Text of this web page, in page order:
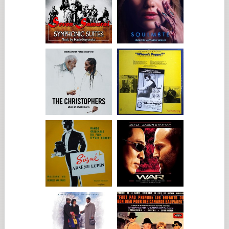
"Existe un mundo, una vida que no vemos, que nunca vemos,
porque su vida ha cambiado drásticamente. Su reencuentro
tiene una importancia enorme porque Martin ha dedicado tu
vida a preguntarse por qué desapareció este chico sin mediar
palabra cuando se llevaban tan bien y compartían tantas cosas.
Dovidl tomó la decisión 35 años atrás de crear una vida nueva
y ahora tiene que verse las caras con su pasado".
Catherine McCormack es Helen, le mujer de Martin, en la
ficción. "Helen está muy enamorada de Martin, como lo está él
de ella", cuenta McCormack. "Pero la obsesión de Martin por
saber qué pasó y averiguar dónde se fue su amigo domina su
vida. Él necesita desesperadamente encontrar las respuestas y
para Helen es muy difícil porque ella guarda un secreto
relacionado con Dovidl. Pero, además de eso, está generando
problemas en su matrimonio porque ella siente como si
hubiera una tercera persona, una presencia, aunque no sea
física, pero que forma parte de su lenguaje diario. Y está
cansada. Siente como si su matrimonio fuera cosa de tres".
Martin comienza a buscar a Dovidl cuando, estando de juez
en un concurso, reconoce un floreo de un estilo único que
utiliza un violinista joven, Peter Stemp (Max Macmillan), que
solo ha podido aprender de Dovidl. Aunque el libro puede
revelar en palabras lo que está pensando Martin, el guionista
Jeffrey Caine sentía que no tenía una forma de transmitir esta
información vital al público de la película. En lugar de eso,
Caine inventó una acción física: Stemp aplica lentamente